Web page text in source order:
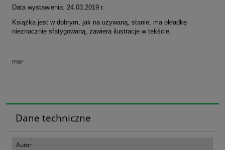
Data wystawienia: 24.03.2019 r.
Książka jest w dobrym, jak na używaną, stanie, ma okładkę
nieznacznie sfatygowaną, zawiera ilustracje w tekście.
mar
Dane techniczne
Autor